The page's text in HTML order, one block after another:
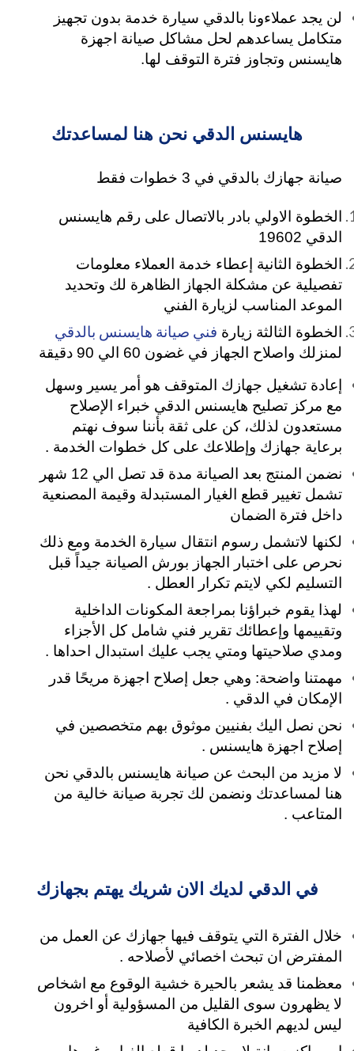
لن يجد عملاءونا بالدقي سيارة خدمة بدون تجهيز
متكامل يساعدهم لحل مشاكل صيانة اجهزة
هايسنس وتجاوز فترة التوقف لها.
هايسنس الدقي نحن هنا لمساعدتك
صيانة جهازك بالدقي في 3 خطوات فقط
الخطوة الاولي بادر بالاتصال على رقم هايسنس
الدقي 19602
الخطوة الثانية إعطاء خدمة العملاء معلومات
تفصيلية عن مشكلة الجهاز الظاهرة لك وتحديد
الموعد المناسب لزيارة الفني
الخطوة الثالثة زيارة فني صيانة هايسنس بالدقي
لمنزلك واصلاح الجهاز في غضون 60 الي 90 دقيقة
إعادة تشغيل جهازك المتوقف هو أمر يسير وسهل
مع مركز تصليح هايسنس الدقي خبراء الإصلاح
مستعدون لذلك، كن على ثقة بأننا سوف نهتم
برعاية جهازك وإطلاعك على كل خطوات الخدمة .
نضمن المنتج بعد الصيانة مدة قد تصل الي 12 شهر
تشمل تغيير قطع الغيار المستبدلة وقيمة المصنعية
داخل فترة الضمان
لكنها لاتشمل رسوم انتقال سيارة الخدمة ومع ذلك
نحرص على اختبار الجهاز بورش الصيانة جيداً قبل
التسليم لكي لايتم تكرار العطل .
لهذا يقوم خبراؤنا بمراجعة المكونات الداخلية
وتقييمها وإعطائك تقرير فني شامل كل الأجزاء
ومدي صلاحيتها ومتي يجب عليك استبدال احداها .
مهمتنا واضحة: وهي جعل إصلاح اجهزة مريحًا قدر
الإمكان في الدقي .
نحن نصل اليك بفنيين موثوق بهم متخصصين في
إصلاح اجهزة هايسنس .
لا مزيد من البحث عن صيانة هايسنس بالدقي نحن
هنا لمساعدتك ونضمن لك تجربة صيانة خالية من
المتاعب .
في الدقي لديك الان شريك يهتم بجهازك
خلال الفترة التي يتوقف فيها جهازك عن العمل من
المفترض ان تبحث اخصائي لأصلاحه .
معظمنا قد يشعر بالحيرة خشية الوقوع مع اشخاص
لا يظهرون سوى القليل من المسؤولية أو اخرون
ليس لديهم الخبرة الكافية